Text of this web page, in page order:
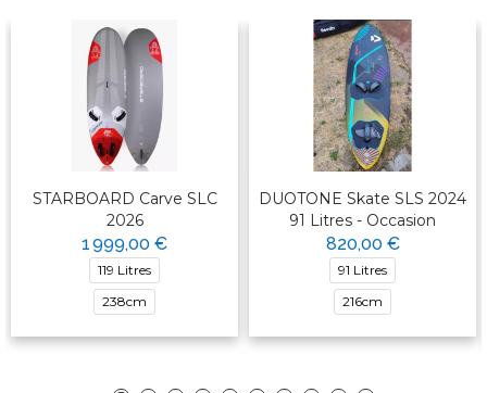
STARBOARD Carve SLC
2026
1 999,00 €
119 Litres
238cm
DUOTONE Skate SLS 2024
91 Litres - Occasion
820,00 €
91 Litres
216cm